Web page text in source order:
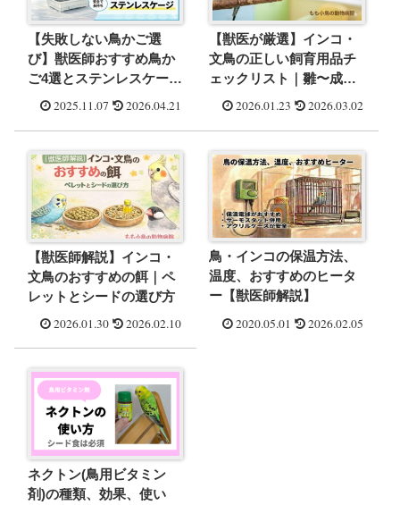
【失敗しない鳥かご選
び】獣医師おすすめ鳥か
ご4選とステンレスケージ
を推奨する理由
2025.11.07 2026.04.21
【獣医が厳選】インコ・
文鳥の正しい飼育用品チ
ェックリスト｜雛〜成鳥
まで安心して使える必要
2026.01.23 2026.03.02
【獣医師解説】インコ・
文鳥のおすすめの餌｜ペ
レットとシードの選び方
2026.01.30 2026.02.10
鳥・インコの保温方法、
温度、おすすめのヒータ
ー【獣医師解説】
2020.05.01 2026.02.05
ネクトン(鳥用ビタミン
剤)の種類、効果、使い